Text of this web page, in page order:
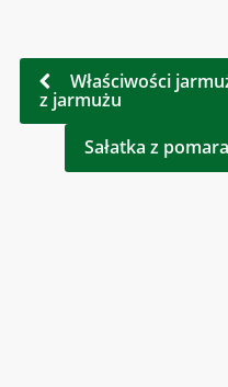
Właściwości
z jarmużu
Sałatka z